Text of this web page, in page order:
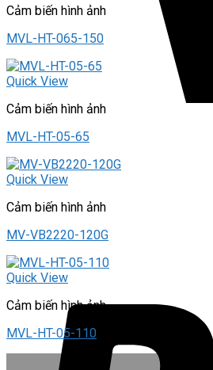
Cảm biến hình ảnh
MVL-HT-065-150
Quick View
Cảm biến hình ảnh
MVL-HT-05-65
Quick View
Cảm biến hình ảnh
MV-VB2220-120G
Quick View
Cảm biến hình ảnh
MVL-HT-05-110